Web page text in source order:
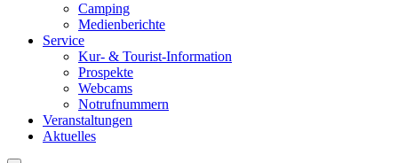
Cam­ping
Medi­en­be­rich­te
Ser­vice
Kur- & Tourist-Information
Pro­spek­te
Web­cams
Not­ruf­num­mern
Ver­an­stal­tun­gen
Aktu­el­les